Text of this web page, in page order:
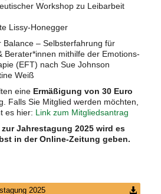
Workshop zu Leibarbeit
Lissy-Honegger
Balance – Selbsterfahrung für
Be­rater­*innen mithilfe der Emotions­
(EFT) nach Sue Johnson
Weiß
eine Ermäßigung von 30 Euro
Falls Sie Mitglied werden möchten,
es hier: Link zum Mitgliedsantrag
Jahrestagung 2025 wird es
in der Online-Zeitung geben.
2025